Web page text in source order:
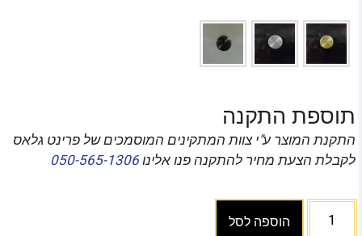
תוספת התקנה
התקנת המוצר ע"י צוות המתקינים המוסמכים של פרינט גלאס
לקבלת הצעת מחיר להתקנה פנו אלינו050-565-1306
הוספה לסל